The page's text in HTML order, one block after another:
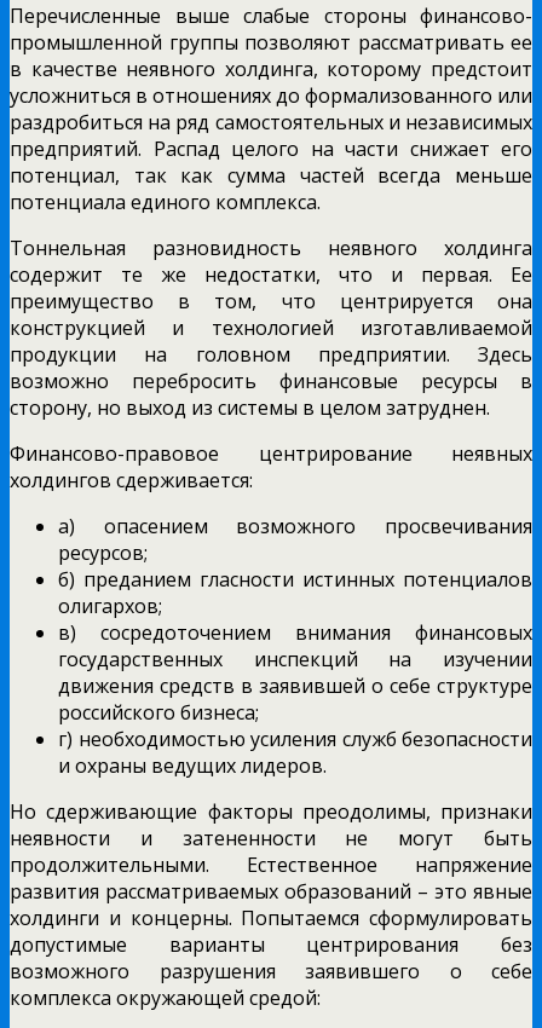
Перечисленные выше слабые стороны финансово-
промышленной группы позволяют рассматривать ее
в качестве неявного холдинга, которому предстоит
усложниться в отношениях до формализованного или
раздробиться на ряд самостоятельных и независимых
предприятий. Распад целого на части снижает его
потенциал, так как сумма частей всегда меньше
потенциала единого комплекса.
Тоннельная разновидность неявного холдинга
содержит те же недостатки, что и первая. Ее
преимущество в том, что центрируется она
конструкцией и технологией изготавливаемой
продукции на головном предприятии. Здесь
возможно перебросить финансовые ресурсы в
сторону, но выход из системы в целом затруднен.
Финансово-правовое центрирование неявных
холдингов сдерживается:
а) опасением возможного просвечивания
ресурсов;
б) преданием гласности истинных потенциалов
олигархов;
в) сосредоточением внимания финансовых
государственных инспекций на изучении
движения средств в заявившей о себе структуре
российского бизнеса;
г) необходимостью усиления служб безопасности
и охраны ведущих лидеров.
Но сдерживающие факторы преодолимы, признаки
неявности и затененности не могут быть
продолжительными. Естественное напряжение
развития рассматриваемых образований – это явные
холдинги и концерны. Попытаемся сформулировать
допустимые варианты центрирования без
возможного разрушения заявившего о себе
комплекса окружающей средой: